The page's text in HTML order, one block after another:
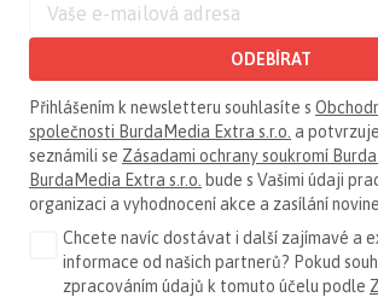
ODEBÍRAT
Přihlášením k newsletteru souhlasíte s
společnosti BurdaMedia Extra s.r.o. a
seznámili se Zásadami ochrany soukromí
BurdaMedia Extra s.r.o. bude s Vašimi údaji
organizaci a vyhodnocení akce a zasílání
Chcete navíc dostávat i další zajímavé a
informace od našich partnerů? Pokud
zpracováním údajů k tomuto účelu podle